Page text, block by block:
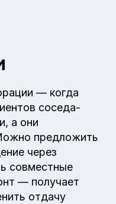
— когда
соседа-
а они
предложить
через
совместные
— получает
отдачу